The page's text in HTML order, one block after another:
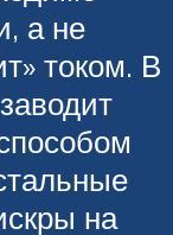
а не
током. В
на